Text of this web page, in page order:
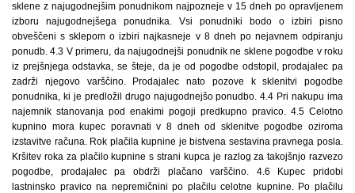
sklene z najugodnejšim ponudnikom najpozneje v 15 dneh po opravljenem
izboru najugodnejšega ponudnika. Vsi ponudniki bodo o izbiri pisno
obveščeni s sklepom o izbiri najkasneje v 8 dneh po nejavnem odpiranju
ponudb. 4.3 V primeru, da najugodnejši ponudnik ne sklene pogodbe v roku
iz prejšnjega odstavka, se šteje, da je od pogodbe odstopil, prodajalec pa
zadrži njegovo varščino. Prodajalec nato pozove k sklenitvi pogodbe
ponudnika, ki je predložil drugo najugodnejšo ponudbo. 4.4 Pri nakupu ima
najemnik stanovanja pod enakimi pogoji predkupno pravico. 4.5 Celotno
kupnino mora kupec poravnati v 8 dneh od sklenitve pogodbe oziroma
izstavitve računa. Rok plačila kupnine je bistvena sestavina pravnega posla.
Kršitev roka za plačilo kupnine s strani kupca je razlog za takojšnjo razvezo
pogodbe, prodajalec pa obdrži plačano varščino. 4.6 Kupec pridobi
lastninsko pravico na nepremičnini po plačilu celotne kupnine. Po plačilu